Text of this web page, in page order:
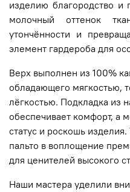
изделию благородство
молочный оттенок
утончённости и
элемент гардероба для
Верх выполнен из 100%
обладающего мягкостью,
лёгкостью. Подкладка из
обеспечивает комфорт, а
статус и роскошь
пальто в воплощение
для ценителей высокого
Наши мастера уделили